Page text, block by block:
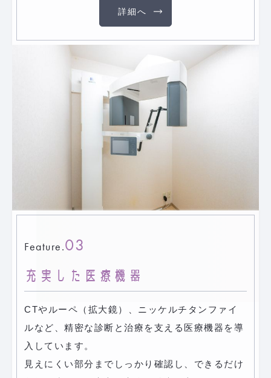
詳細へ
Feature.03
充実した医療機器
CTやルーペ（拡大鏡）、ニッケルチタンファイ
ルなど、精密な診断と治療を支える医療機器を導
入しています。
見えにくい部分までしっかり確認し、できるだけ